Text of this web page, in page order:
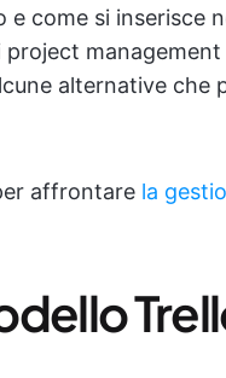
come si inserisce
alternative che
affrontare la